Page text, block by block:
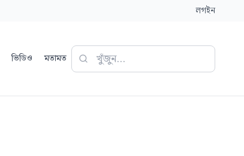
লগইন
ভিডিও মতামত